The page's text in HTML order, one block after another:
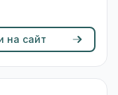
на сайт